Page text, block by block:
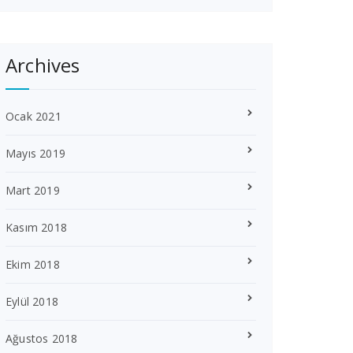
Archives
Ocak 2021
Mayıs 2019
Mart 2019
Kasım 2018
Ekim 2018
Eylül 2018
Ağustos 2018